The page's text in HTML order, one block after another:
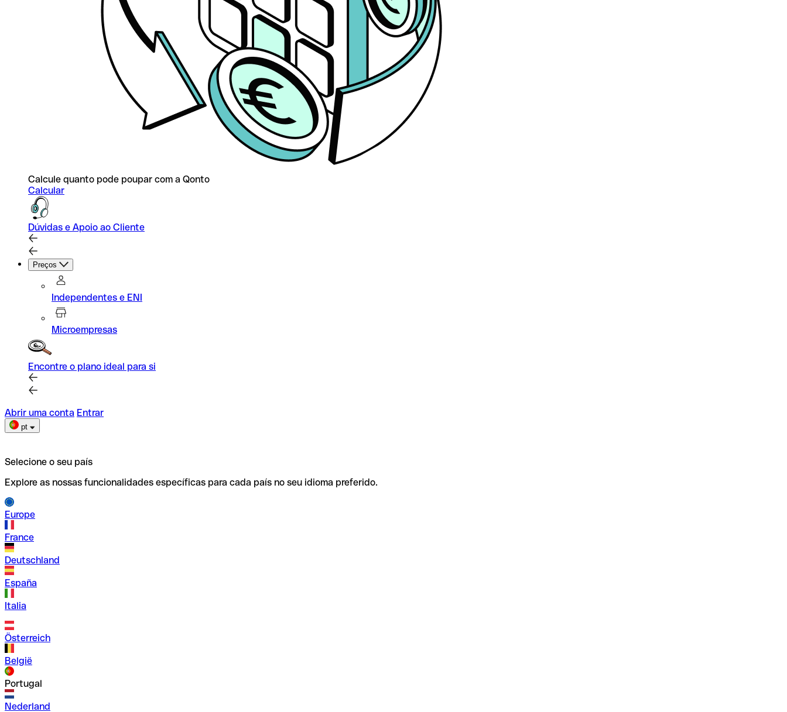
Calcule quanto pode poupar com a Qonto
Calcular
Dúvidas e Apoio ao Cliente
Preços
Independentes e ENI
Microempresas
Encontre o plano ideal para si
Abrir uma conta Entrar
pt
Selecione o seu país
Explore as nossas funcionalidades específicas para cada país no seu idioma preferido.
Europe
France
Deutschland
España
Italia
Österreich
België
Portugal
Nederland